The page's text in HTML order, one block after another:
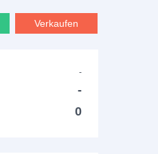
Verkaufen
-
-
0